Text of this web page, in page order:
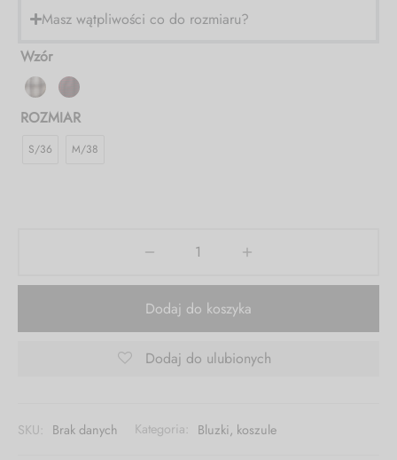
KOD: FS30
Masz wątpliwości co do rozmiaru?
Wzór
ROZMIAR
S/36 M/38
Dodaj do koszyka
Dodaj do ulubionych
SKU: Brak danych Kategoria: Bluzki, koszule